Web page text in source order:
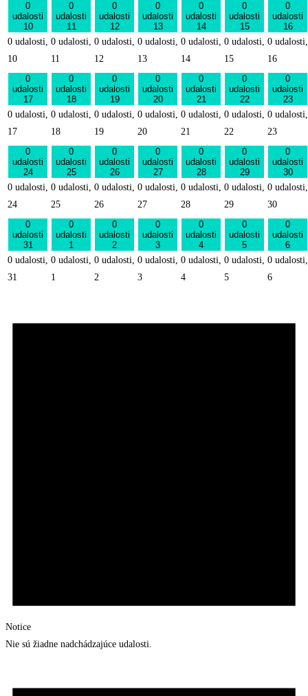
0
udalosti
10
0 udalosti,
10
0
udalosti
11
0 udalosti,
11
0
udalosti
12
0 udalosti,
12
0
udalosti
13
0 udalosti,
13
0
udalosti
14
0 udalosti,
14
0
udalosti
15
0 udalosti,
15
0
udalosti
16
0 udalosti,
16
0
udalosti
17
0 udalosti,
17
0
udalosti
18
0 udalosti,
18
0
udalosti
19
0 udalosti,
19
0
udalosti
20
0 udalosti,
20
0
udalosti
21
0 udalosti,
21
0
udalosti
22
0 udalosti,
22
0
udalosti
23
0 udalosti,
23
0
udalosti
24
0 udalosti,
24
0
udalosti
25
0 udalosti,
25
0
udalosti
26
0 udalosti,
26
0
udalosti
27
0 udalosti,
27
0
udalosti
28
0 udalosti,
28
0
udalosti
29
0 udalosti,
29
0
udalosti
30
0 udalosti,
30
0
udalosti
31
0 udalosti,
31
0
udalosti
1
0 udalosti,
1
0
udalosti
2
0 udalosti,
2
0
udalosti
3
0 udalosti,
3
0
udalosti
4
0 udalosti,
4
0
udalosti
5
0 udalosti,
5
0
udalosti
6
0 udalosti,
6
Notice
Nie sú žiadne nadchádzajúce udalosti.